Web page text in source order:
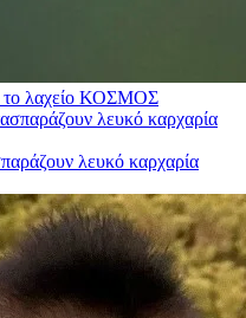
λαχείο ΚΟΣΜΟΣ
λευκό καρχαρία